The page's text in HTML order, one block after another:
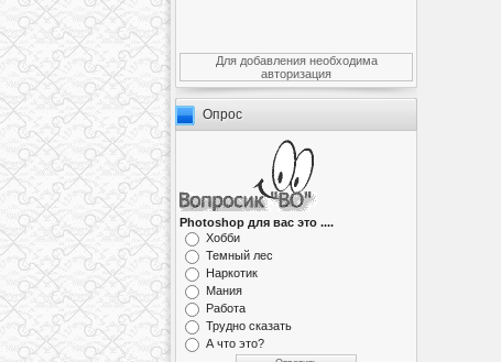
Для добавления необходима
авторизация
Опрос
Photoshop для вас это ....
Хобби
Темный лес
Наркотик
Мания
Работа
Трудно сказать
А что это?